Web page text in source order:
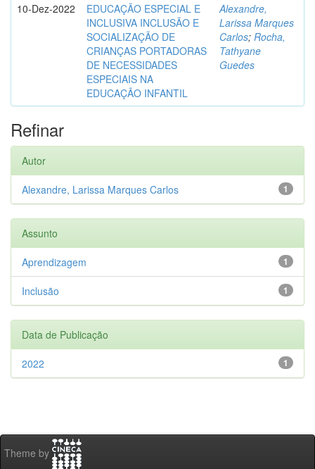
10-Dez-2022
EDUCAÇÃO ESPECIAL E
INCLUSIVA INCLUSÃO E
SOCIALIZAÇÃO DE
CRIANÇAS PORTADORAS
DE NECESSIDADES
ESPECIAIS NA
EDUCAÇÃO INFANTIL
Alexandre,
Larissa Marques
Carlos; Rocha,
Tathyane
Guedes
Refinar
Autor
1
Alexandre, Larissa Marques Carlos
Assunto
1
Aprendizagem
1
Inclusão
Data de Publicação
1
2022
Theme by